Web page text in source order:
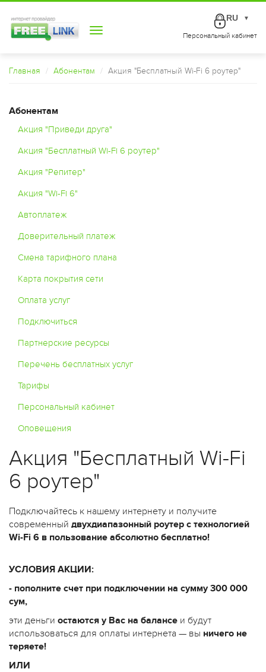
Toggle
Персональный кабинет
RU ▼
Главная Абонентам Акция "Бесплатный Wi-Fi 6 роутер"
Абонентам
Акция "Приведи друга"
Акция "Бесплатный Wi-Fi 6 роутер"
Акция "Репитер"
Акция "Wi-Fi 6"
Автоплатеж
Доверительный платеж
Смена тарифного плана
Карта покрытия сети
Оплата услуг
Подключиться
Партнерские ресурсы
Перечень бесплатных услуг
Тарифы
Персональный кабинет
Оповещения
Акция "Бесплатный Wi-Fi
6 роутер"
Подключайтесь к нашему интернету и получите
современный двухдиапазонный роутер с технологией
Wi-Fi 6 в пользование абсолютно бесплатно!
УСЛОВИЯ АКЦИИ:
- пополните счет при подключении на сумму 300 000
сум,
эти деньги остаются у Вас на балансе и будут
использоваться для оплаты интернета — вы ничего не
теряете!
ИЛИ